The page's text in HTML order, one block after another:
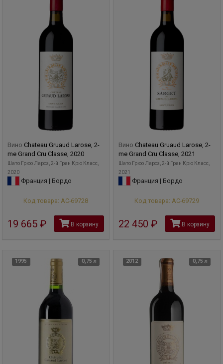
Вино Chateau Gruaud Larose, 2-
me Grand Cru Classe, 2020
Шато Грюо Лароз, 2-й Гран Крю Класс,
2020
Франция | Бордо
Код товара: АС-69728
19 665 рубВ корзину
Вино Chateau Gruaud Larose, 2-
me Grand Cru Classe, 2021
Шато Грюо Лароз, 2-й Гран Крю Класс,
2021
Франция | Бордо
Код товара: АС-69729
22 450 рубВ корзину
1995 0,75 л 2012 0,75 л